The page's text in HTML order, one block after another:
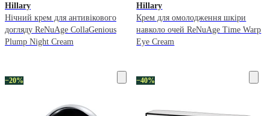
Hillary
Нічний крем для антивікового
догляду ReNuAge CollaGenious
Plump Night Cream
Hillary
Крем для омолодження шкіри
навколо очей ReNuAge Time Warp
Eye Cream
−20% −40%